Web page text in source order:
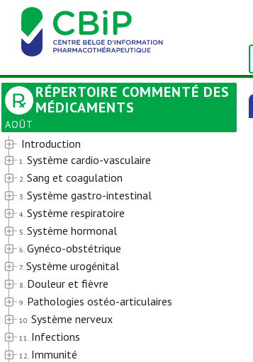
RÉPERTOIRE COMMENTÉ DES
MÉDICAMENTS
AOÛT
Introduction
1. Système cardio-vasculaire
2. Sang et coagulation
3. Système gastro-intestinal
4. Système respiratoire
5. Système hormonal
6. Gynéco-obstétrique
7. Système urogénital
8. Douleur et fièvre
9. Pathologies ostéo-articulaires
10. Système nerveux
11. Infections
12. Immunité